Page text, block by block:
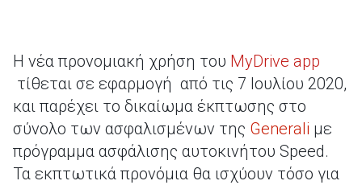
Η νέα προνομιακή χρήση του MyDrive app
τίθεται σε εφαρμογή από τις 7 Ιουλίου 2020,
και παρέχει το δικαίωμα έκπτωσης στο
σύνολο των ασφαλισμένων της Generali με
πρόγραμμα ασφάλισης αυτοκινήτου Speed.
Τα εκπτωτικά προνόμια θα ισχύουν τόσο για